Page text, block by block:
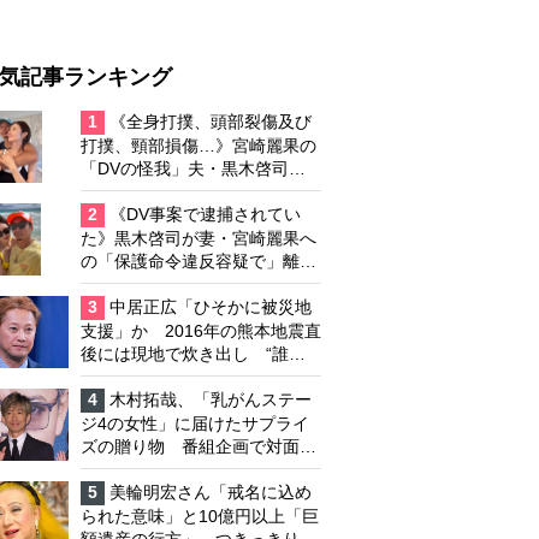
記事ランキング
1
《全身打撲、頭部裂傷及び
打撲、頸部損傷…》宮崎麗果の
「DVの怪我」夫・黒木啓司の
逮捕で始まる「夫婦の闘争」
2
《DV事案で逮捕されてい
た》黒木啓司が妻・宮崎麗果へ
の「保護命令違反容疑で」離婚
協議は「第二ステージ」へ
3
中居正広「ひそかに被災地
支援」か 2016年の熊本地震直
後には現地で炊き出し “誰に
も知られなくて良い”と、むし
ろ強まる福祉活動への思い
4
木村拓哉、「乳がんステー
ジ4の女性」に届けたサプライ
ズの贈り物 番組企画で対面し
たファンが、夢と希望を与える
心遣いに「うれしくて号泣しま
した」
5
美輪明宏さん「戒名に込め
られた意味」と10億円以上「巨